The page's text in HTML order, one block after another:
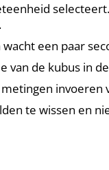
een paar
van de kubus in
te wissen en